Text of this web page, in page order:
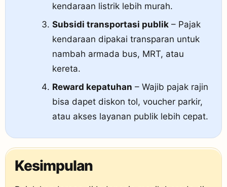
kendaraan listrik lebih murah.
Subsidi transportasi publik– Pajak
kendaraan dipakai transparan untuk
nambah armada bus, MRT, atau
kereta.
Reward kepatuhan – Wajib pajak rajin
bisa dapet diskon tol, voucher parkir,
atau akses layanan publik lebih cepat.
Kesimpulan